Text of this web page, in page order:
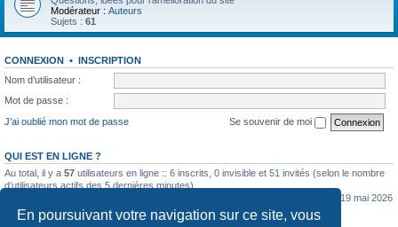
En poursuivant votre navigation sur ce site, vous
Modérateur : Auteurs
Sujets : 61
CONNEXION • INSCRIPTION
Nom d’utilisateur :
Mot de passe :
J’ai oublié mon mot de passe
Se souvenir de moi
QUI EST EN LIGNE ?
Au total, il y a 57 utilisateurs en ligne :: 6 inscrits, 0 invisible et 51 invités (selon le nombre
d’utilisateurs actifs des 5 dernières minutes)
le mar. 19 mai 2026
0:07